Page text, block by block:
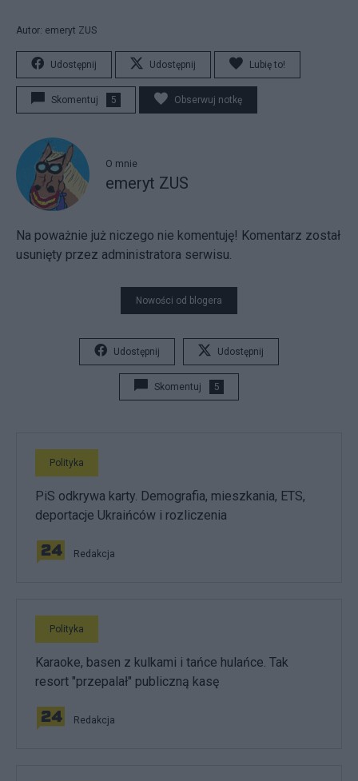
Autor: emeryt ZUS
Udostępnij Udostępnij Lubię to!
Skomentuj 5 Obserwuj notkę
O mnie
emeryt ZUS
Na poważnie już niczego nie komentuję! Komentarz został
usunięty przez administratora serwisu.
Nowości od blogera
Udostępnij Udostępnij
Skomentuj 5
Polityka
PiS odkrywa karty. Demografia, mieszkania, ETS,
deportacje Ukraińców i rozliczenia
Redakcja
Polityka
Karaoke, basen z kulkami i tańce hulańce. Tak
resort "przepalał" publiczną kasę
Redakcja